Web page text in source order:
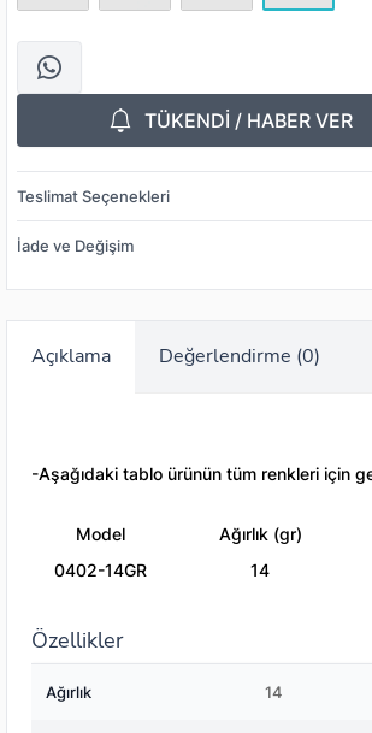
TÜKENDİ / HABER VER
Teslimat Seçenekleri
İade ve Değişim
Açıklama Değerlendirme (0)
-Aşağıdaki tablo ürünün tüm renkleri için
Model Ağırlık (gr)
0402-14GR
14
Özellikler
Ağırlık 14